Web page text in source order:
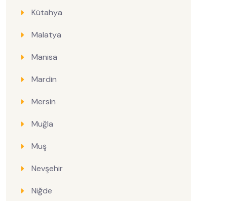
Kütahya
Malatya
Manisa
Mardin
Mersin
Muğla
Muş
Nevşehir
Niğde